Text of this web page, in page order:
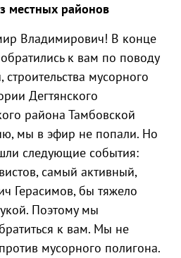
местных районов
Владимирович! В конце
к вам по поводу
мусорного
Дегтянского
района Тамбовской
мы в эфир не попали. Но
следующие события:
самый активный,
Герасимов, бы тяжело
Поэтому мы
к вам. Мы не
мусорного полигона.